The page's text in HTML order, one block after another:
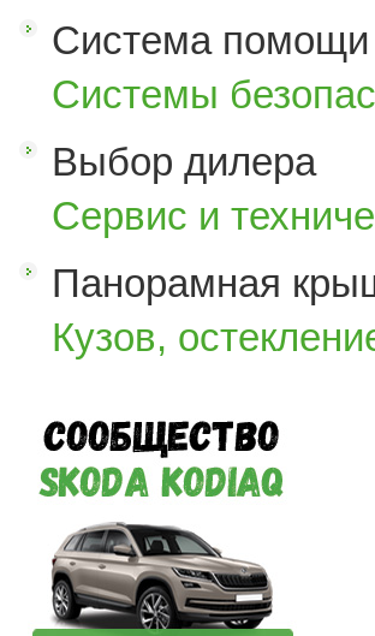
Система
Системы
Выбор дилера
Сервис и
Панорамная
Кузов,